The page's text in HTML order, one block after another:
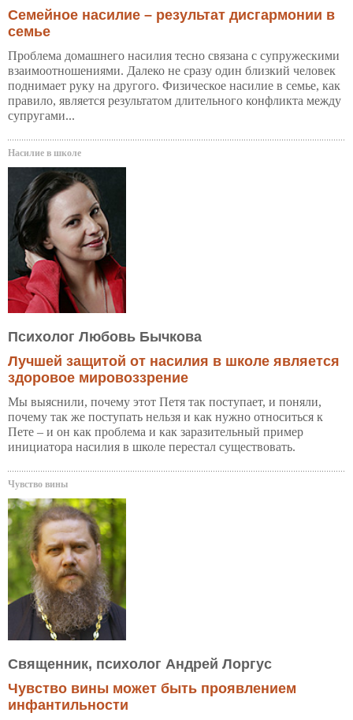
Семейное насилие – результат дисгармонии в
семье
Проблема домашнего насилия тесно связана с супружескими
взаимоотношениями. Далеко не сразу один близкий человек
поднимает руку на другого. Физическое насилие в семье, как
правило, является результатом длительного конфликта между
супругами...
Насилие в школе
Психолог Любовь Бычкова
Лучшей защитой от насилия в школе является
здоровое мировоззрение
Мы выяснили, почему этот Петя так поступает, и поняли,
почему так же поступать нельзя и как нужно относиться к
Пете – и он как проблема и как заразительный пример
инициатора насилия в школе перестал существовать.
Чувство вины
Священник, психолог Андрей Лоргус
Чувство вины может быть проявлением
инфантильности